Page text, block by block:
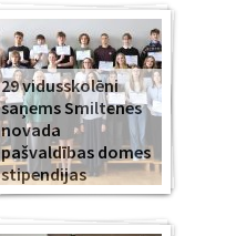
29 vidusskolēni
saņems Smiltenes
novada
pašvaldības domes
stipendijas